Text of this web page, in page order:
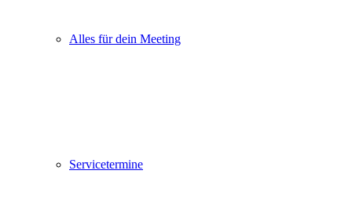
Alles für dein Meeting
Servicetermine